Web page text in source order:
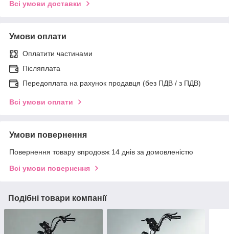
Всі умови доставки
Умови оплати
Оплатити частинами
Післяплата
Передоплата на рахунок продавця (без ПДВ / з ПДВ)
Всі умови оплати
Умови повернення
Повернення товару впродовж 14 днів за домовленістю
Всі умови повернення
Подібні товари компанії